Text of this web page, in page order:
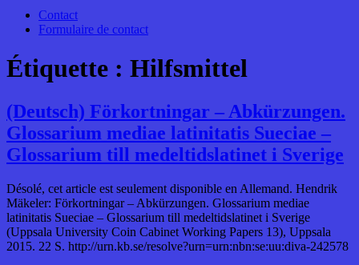
Contact
Formulaire de contact
Étiquette : Hilfsmittel
(Deutsch) Förkortningar – Abkürzungen.
Glossarium mediae latinitatis Sueciae –
Glossarium till medeltidslatinet i Sverige
Désolé, cet article est seulement disponible en Allemand. Hendrik
Mäkeler: Förkortningar – Abkürzungen. Glossarium mediae
latinitatis Sueciae – Glossarium till medeltidslatinet i Sverige
(Uppsala University Coin Cabinet Working Papers 13), Uppsala
2015. 22 S. http://urn.kb.se/resolve?urn=urn:nbn:se:uu:diva-242578